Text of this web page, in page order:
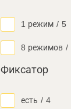
1 режим / 5
8 режимов /
Фиксатор
есть / 4